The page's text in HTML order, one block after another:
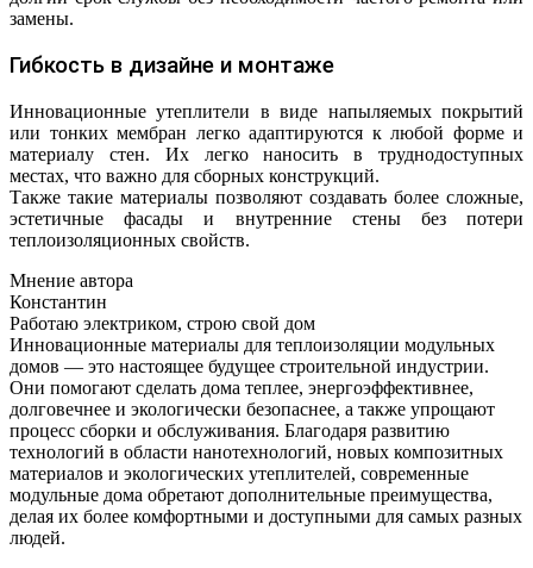
замены.
Гибкость в дизайне и монтаже
Инновационные утеплители в виде напыляемых покрытий
или тонких мембран легко адаптируются к любой форме и
материалу стен. Их легко наносить в труднодоступных
местах, что важно для сборных конструкций.
Также такие материалы позволяют создавать более сложные,
эстетичные фасады и внутренние стены без потери
теплоизоляционных свойств.
Мнение автора
Константин
Работаю электриком, строю свой дом
Инновационные материалы для теплоизоляции модульных
домов — это настоящее будущее строительной индустрии.
Они помогают сделать дома теплее, энергоэффективнее,
долговечнее и экологически безопаснее, а также упрощают
процесс сборки и обслуживания. Благодаря развитию
технологий в области нанотехнологий, новых композитных
материалов и экологических утеплителей, современные
модульные дома обретают дополнительные преимущества,
делая их более комфортными и доступными для самых разных
людей.